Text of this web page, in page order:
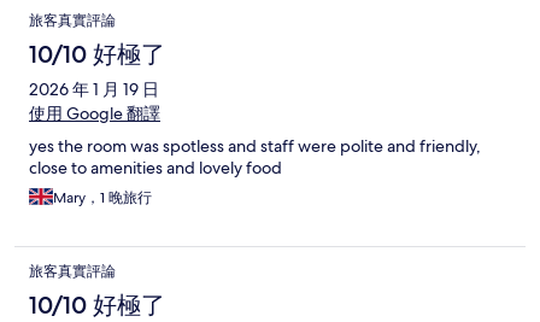
旅客真實評論
10/10 好極了
2026 年 1 月 19 日
使用 Google 翻譯
yes the room was spotless and staff were polite and friendly,
close to amenities and lovely food
Mary，1 晚旅行
旅客真實評論
10/10 好極了